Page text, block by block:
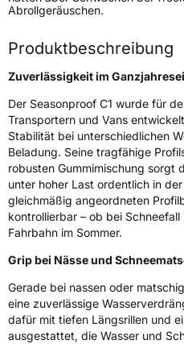
VerwendungGanzjahresreifen
Modellname Seasonproof C1
Weitere Eigenschaften
Schlauchtyp
ZustandNeureifen
M+SJa
EU Label
EffizienzD
Abrollgeräuschen.
Produktbeschreibung
Zuverlässigkeit im
Der Seasonproof C1 wurde für
Transportern und Vans
Stabilität bei unterschiedlichen
Beladung. Seine tragfähige
robusten Gummimischung sorgt
unter hoher Last ordentlich in
gleichmäßig angeordneten
kontrollierbar – ob bei
Fahrbahn im Sommer.
Grip bei Nässe und
Gerade bei nassen oder
eine zuverlässige
dafür mit tiefen Längsrillen und
ausgestattet, die Wasser und